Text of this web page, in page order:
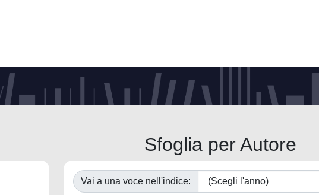
Sfoglia per Autore
Vai a una voce nell'indice: